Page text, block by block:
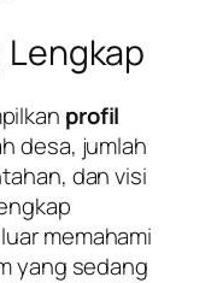
Lengkap
profil
desa, jumlah
dan visi
memahami
yang sedang